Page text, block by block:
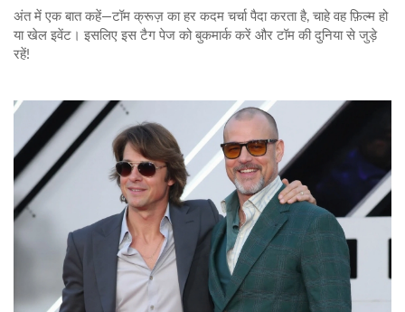
अंत में एक बात कहें—टॉम क्रूज़ का हर कदम चर्चा पैदा करता है, चाहे वह फ़िल्म हो
या खेल इवेंट। इसलिए इस टैग पेज को बुकमार्क करें और टॉम की दुनिया से जुड़े
रहें!